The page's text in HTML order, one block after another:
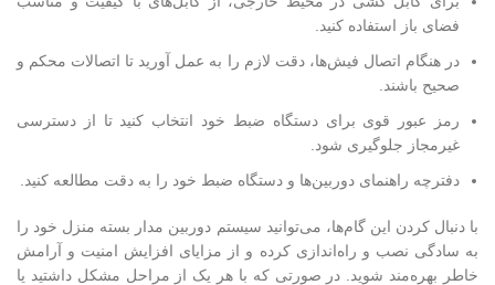
فضای باز استفاده کنید.
در هنگام اتصال فیش‌ها، دقت لازم را به عمل آورید تا اتصالات محکم و
صحیح باشند.
رمز عبور قوی برای دستگاه ضبط خود انتخاب کنید تا از دسترسی
غیرمجاز جلوگیری شود.
دفترچه راهنمای دوربین‌ها و دستگاه ضبط خود را به دقت مطالعه کنید.
با دنبال کردن این گام‌ها، می‌توانید سیستم دوربین مدار بسته منزل خود را
به سادگی نصب و راه‌اندازی کرده و از مزایای افزایش امنیت و آرامش
خاطر بهره‌مند شوید. در صورتی که با هر یک از مراحل مشکل داشتید یا